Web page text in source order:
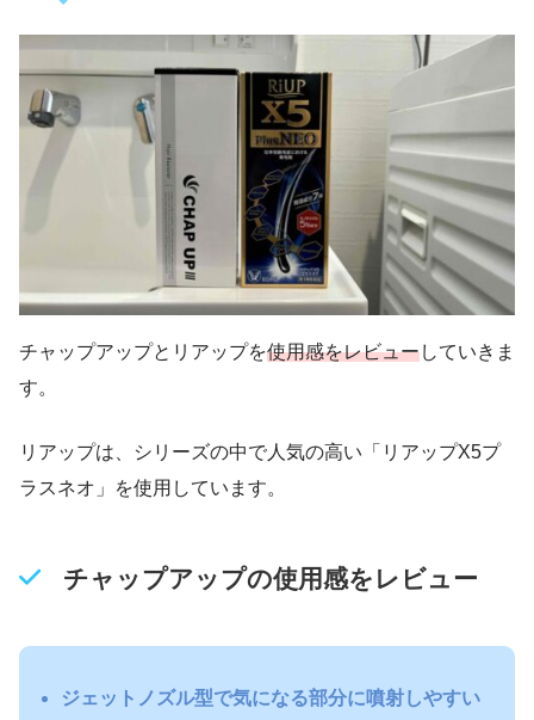
チャップアップとリアップを使用感をレビューしていきま
す。
リアップは、シリーズの中で人気の高い「リアップX5プ
ラスネオ」を使用しています。
チャップアップの使用感をレビュー
ジェットノズル型で気になる部分に噴射しやすい